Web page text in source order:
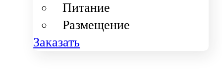
Питание
Размещение
Заказать